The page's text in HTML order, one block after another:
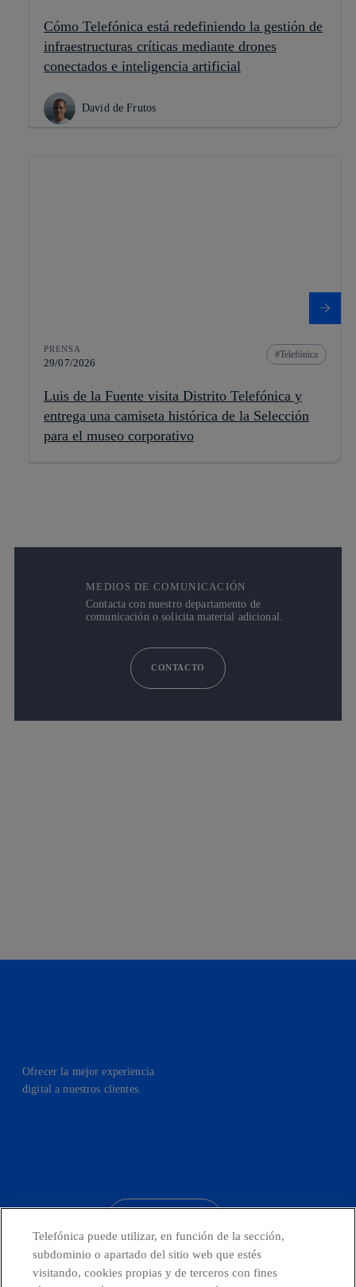
Cómo Telefónica está redefiniendo la gestión de
infraestructuras críticas mediante drones
conectados e inteligencia artificial
David de Frutos
PRENSA
29/07/2026
Telefónica
Luis de la Fuente visita Distrito Telefónica y
entrega una camiseta histórica de la Selección
para el museo corporativo
MEDIOS DE COMUNICACIÓN
Contacta con nuestro departamento de
comunicación o solicita material adicional.
CONTACTO
Ofrecer la mejor experiencia
digital a nuestros clientes.
Telefónica puede utilizar, en función de la sección,
subdominio o apartado del sitio web que estés
visitando, cookies propias y de terceros con fines